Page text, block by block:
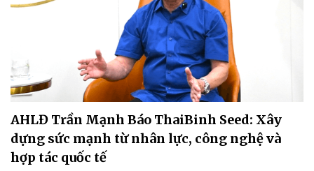
AHLĐ Trần Mạnh Báo ThaiBinh Seed: Xây
dựng sức mạnh từ nhân lực, công nghệ và
hợp tác quốc tế